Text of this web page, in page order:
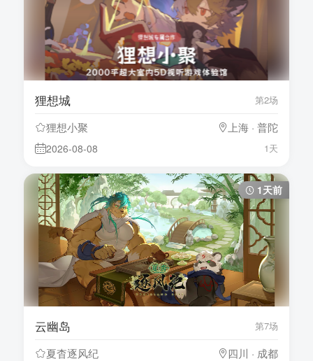
狸想城 第2场
狸想小聚 上海 · 普陀
2026-08-08 1天
1天前
云幽岛 第7场
夏杳逐风纪 四川 · 成都